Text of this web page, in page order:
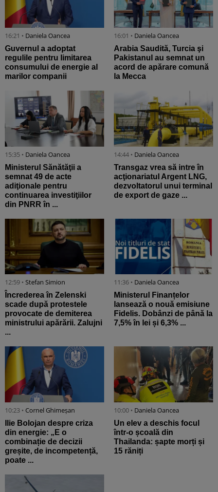
16:21 • Daniela Oancea
Guvernul a adoptat
regulile pentru limitarea
consumului de energie al
marilor companii
16:01 • Daniela Oancea
Arabia Saudită, Turcia şi
Pakistanul au semnat un
acord de apărare comună
la Mecca
15:35 • Daniela Oancea
Ministerul Sănătăţii a
semnat 49 de acte
adiţionale pentru
continuarea investiţiilor
din PNRR în ...
14:44 • Daniela Oancea
Transgaz vrea să intre în
acţionariatul Argent LNG,
dezvoltatorul unui terminal
de export de gaze ...
12:59 • Stefan Simion
Încrederea în Zelenski
scade după protestele
provocate de demiterea
ministrului apărării. Zalujni
...
11:36 • Daniela Oancea
Ministerul Finanțelor
lansează o nouă emisiune
Fidelis. Dobânzi de până la
7,5% în lei și 6,3% ...
10:23 • Cornel Ghimeșan
Ilie Bolojan despre criza
din energie: „E o
combinație de decizii
greșite, de incompetență,
poate ...
10:00 • Daniela Oancea
Un elev a deschis focul
într-o școală din
Thailanda: șapte morți și
15 răniți